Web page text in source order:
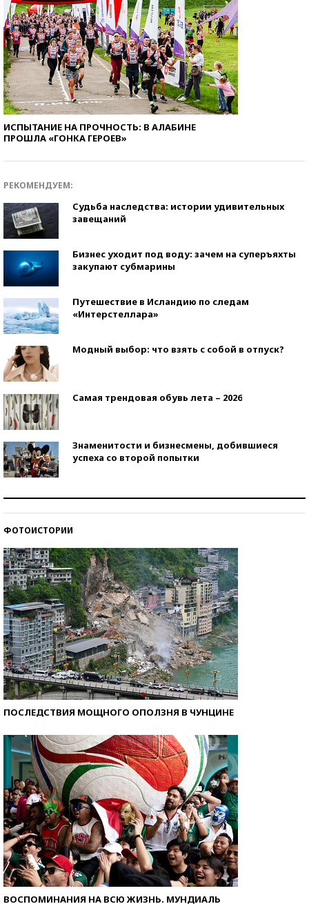
ИСПЫТАНИЕ НА ПРОЧНОСТЬ: В АЛАБИНЕ
ПРОШЛА «ГОНКА ГЕРОЕВ»
РЕКОМЕНДУЕМ:
Судьба наследства: истории удивительных
завещаний
Бизнес уходит под воду: зачем на суперъяхты
закупают субмарины
Путешествие в Исландию по следам
«Интерстеллара»
Модный выбор: что взять с собой в отпуск?
Самая трендовая обувь лета – 2026
Знаменитости и бизнесмены, добившиеся
успеха со второй попытки
ФОТОИСТОРИИ
ПОСЛЕДСТВИЯ МОЩНОГО ОПОЛЗНЯ В ЧУНЦИНЕ
ВОСПОМИНАНИЯ НА ВСЮ ЖИЗНЬ. МУНДИАЛЬ